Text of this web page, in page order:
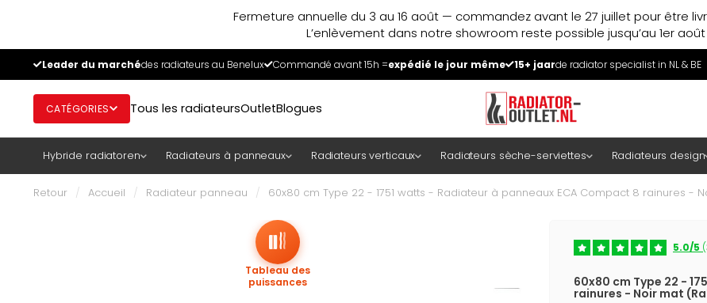
Fermeture annuelle du 3 au 16 août — commandez avant le 27 juillet pour être
L’enlèvement dans notre showroom reste possible jusqu’au 1er août
Leader du marchédes radiateurs au Benelux Commandé avant 15h =expédié le jour même 15+ jaarde radiator specialist in NL & BE
CATÉGORIES Tous les radiateursOutletBlogues
Hybride radiatoren Radiateurs à panneaux Radiateurs verticaux Radiateurs sèche-serviettes Radiateurs design
Retour / Accueil / Radiateur panneau / 60x80 cm Type 22 - 1751 watts - Radiateur à panneaux ECA Compact 8 rainures -
Tableau des
puissances
5.0/5
60x80 cm Type 22 -
rainures - Noir mat